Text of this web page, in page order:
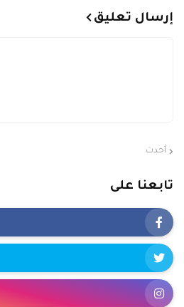
إرسال تعليق
أحدث
تابعنا على